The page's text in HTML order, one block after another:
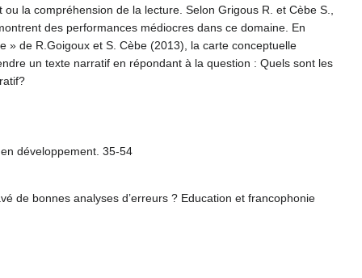
la compréhension de la lecture. Selon Grigous R. et Cèbe S.,
des performances médiocres dans ce domaine. En
» de R.Goigoux et S. Cèbe (2013), la carte conceptuelle
un texte narratif en répondant à la question : Quels sont les
développement. 35-54
de bonnes analyses d’erreurs ? Education et francophonie